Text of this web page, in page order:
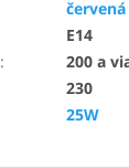
červená
E14
:
200 a
230
25W